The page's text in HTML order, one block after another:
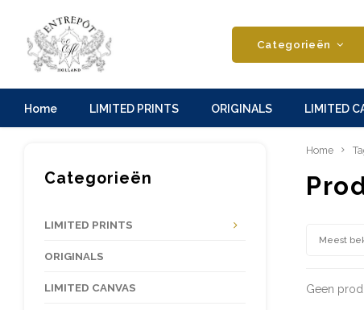
Categorieën
Home LIMITED PRINTS ORIGINALS LIMITED
Categorieën
LIMITED PRINTS
ORIGINALS
LIMITED CANVAS
Home
Meest
Geen